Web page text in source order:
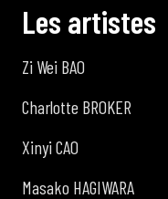
Les artistes
Zi Wei BAO
Charlotte BROKER
Xinyi CAO
Masako HAGIWARA